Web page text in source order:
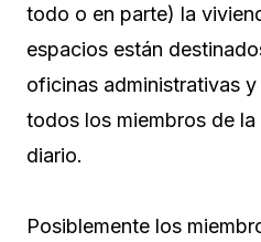
todo o en parte) la
espacios están
oficinas administrativas
todos los miembros de la
diario.
Posiblemente los